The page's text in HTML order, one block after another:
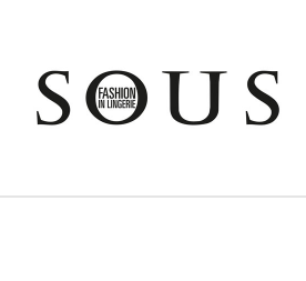
springen